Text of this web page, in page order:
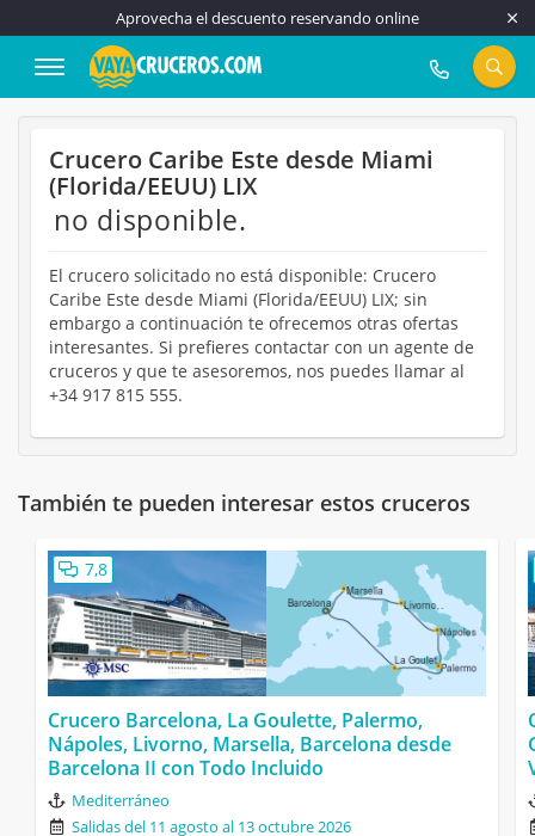
Aprovecha el descuento reservando online
917 815 555
Crucero Caribe Este desde Miami
(Florida/EEUU) LIX
no disponible.
El crucero solicitado no está disponible: Crucero
Caribe Este desde Miami (Florida/EEUU) LIX; sin
embargo a continuación te ofrecemos otras ofertas
interesantes. Si prefieres contactar con un agente de
cruceros y que te asesoremos, nos puedes llamar al
+34 917 815 555.
También te pueden interesar estos cruceros
7,8
Crucero Barcelona, La Goulette, Palermo,
Nápoles, Livorno, Marsella, Barcelona desde
Barcelona II con Todo Incluido
Mediterráneo
Salidas del 11 agosto al 13 octubre 2026